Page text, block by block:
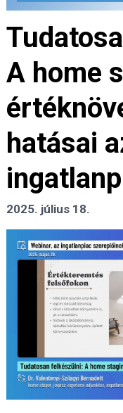
A home
hatásai
2025. július 18.